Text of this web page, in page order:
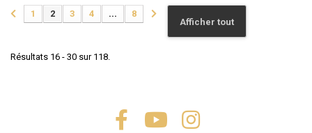
Afficher tout
1 2 3 4 ... 8
Résultats 16 - 30 sur 118.